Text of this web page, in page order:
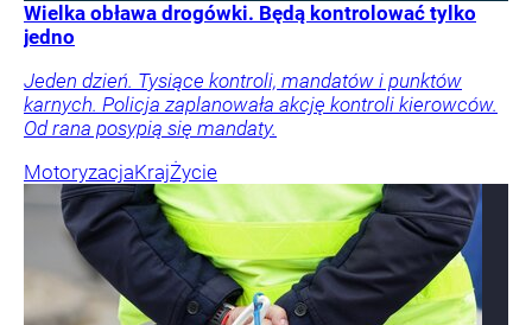
Wielka obława drogówki. Będą kontrolować tylko
jedno
Jeden dzień. Tysiące kontroli, mandatów i punktów
karnych. Policja zaplanowała akcję kontroli kierowców.
Od rana posypią się mandaty.
MotoryzacjaKrajŻycie